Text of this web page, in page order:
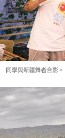
同學與新疆舞者合影。